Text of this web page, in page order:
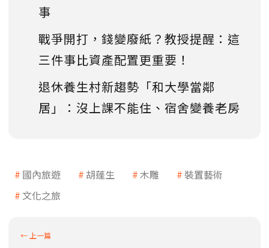
事
戰爭開打，錢變廢紙？教授提醒：這
三件事比資產配置更重要！
退休養生村新趨勢「和大學當鄰
居」：沒上課不能住、宿舍變養老房
國內旅遊 胡蓬生 木雕
裝置藝術
文化之旅